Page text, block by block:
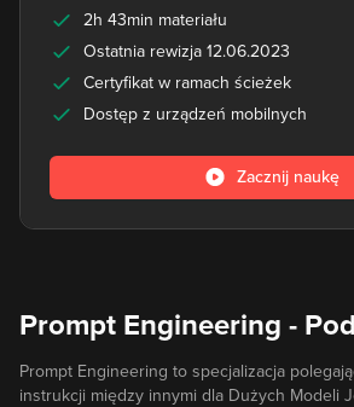
Prompt Engineering -
Prompt Engineering to specjalizacja
instrukcji między innymi dla Dużych Modeli
2h 43min materiału
Ostatnia rewizja 12.06.2023
Certyfikat w ramach ścieżek
Dostęp z urządzeń mobilnych
Zacznij naukę